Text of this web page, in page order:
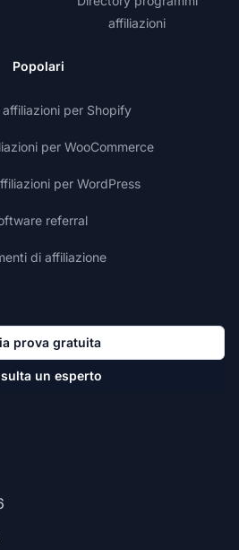
affiliazioni
Popolari
per Shopify
per WooCommerce
per WordPress
referral
di affiliazione
prova gratuita
un esperto